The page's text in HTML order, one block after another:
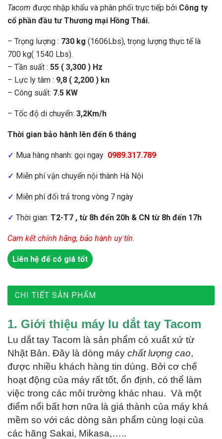
Tacom được nhập khẩu và phân phối trực tiếp bởi Công ty
cổ phần đầu tư Thương mại Hồng Thái.
– Trọng lượng : 730 kg (1606Lbs), trọng lượng thực tế là
700 kg( 1540 Lbs).
– Tần suất : 55 ( 3,300 ) Hz
– Lực ly tâm : 9,8 ( 2,200 ) kn
– Công suất: 7.5 KW
– Tốc độ di chuyển: 3,2Km/h
Thời gian bảo hành lên đến 6 tháng
✓ Mua hàng nhanh: gọi ngay 0989.317.789
✓ Miễn phí vận chuyển nội thành Hà Nội
✓ Miễn phí đối trả trong vòng 7 ngày
✓ Thời gian: T2-T7 , từ 8h đến 20h & CN từ 8h đến 17h
Cam kết chính hãng, bảo hành uy tín.
Liên hệ để có giá tốt
CHI TIẾT SẢN PHẨM
1. Giới thiệu máy lu dắt tay Tacom
Lu dắt tay Tacom là sản phẩm có xuất xứ từ
Nhật Bản. Đây là dòng máy chất lượng cao,
được nhiều khách hàng tin dùng. Bởi cơ chế
hoạt động của máy rất tốt, ổn định, có thể làm
việc trong các môi trường khác nhau. Và một
điểm nổi bất hơn nữa là giá thành của máy khá
mềm so với các dòng sản phẩm cùng loại của
các hãng Sakai, Mikasa,…..